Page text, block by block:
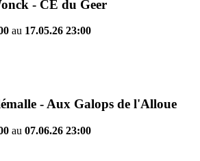
- CE du Geer
au 17.05.26 23:00
- Aux Galops de l'Alloue
au 07.06.26 23:00